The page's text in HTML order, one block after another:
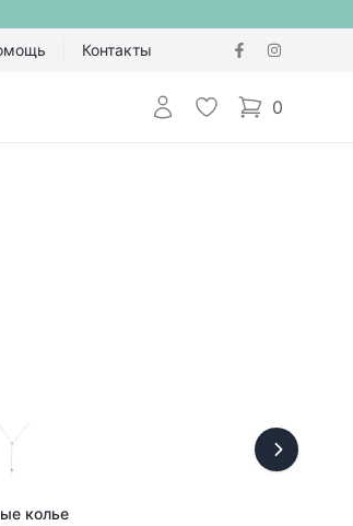
Контакты
Авторизоваться
Избранное
0
items in cart,
колье